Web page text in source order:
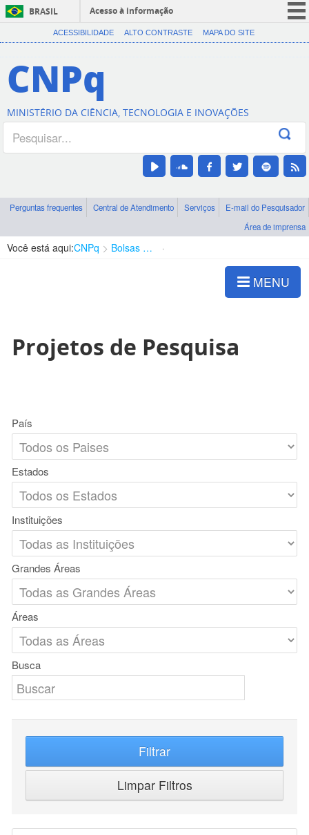
BRASIL
Acesso à informação
CORONAVÍRUS (COVID-19)
Canais
ACESSIBILIDADE ALTO CONTRASTE MAPA DO SITE
CNPq
MINISTÉRIO DA CIÊNCIA, TECNOLOGIA E INOVAÇÕES
Perguntas frequentes Central de Atendimento Serviços
E-mail do Pesquisador
Área de imprensa
Você está aqui:CNPq Bolsas e Auxílios Vigentes
MENU
Projetos de Pesquisa
País
Estados
Instituições
Grandes Áreas
Áreas
Busca
Filtrar
Limpar Filtros